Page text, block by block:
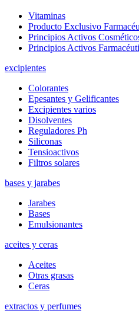
Vitaminas
Producto Exclusivo
Principios Activos
Principios Activos
excipientes
Colorantes
Epesantes y Gelificantes
Excipientes varios
Disolventes
Reguladores Ph
Siliconas
Tensioactivos
Filtros solares
bases y jarabes
Jarabes
Bases
Emulsionantes
aceites y ceras
Aceites
Otras grasas
Ceras
extractos y perfumes